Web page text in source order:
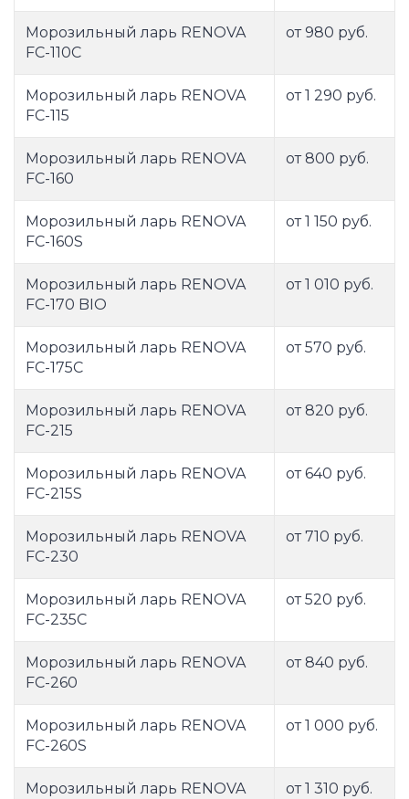
Морозильный ларь RENOVA
FC-110C
от 980 руб.
Морозильный ларь RENOVA
FC-115
от 1 290 руб.
Морозильный ларь RENOVA
FC-160
от 800 руб.
Морозильный ларь RENOVA
FC-160S
от 1 150 руб.
Морозильный ларь RENOVA
FC-170 BIO
от 1 010 руб.
Морозильный ларь RENOVA
FC-175C
от 570 руб.
Морозильный ларь RENOVA
FC-215
от 820 руб.
Морозильный ларь RENOVA
FC-215S
от 640 руб.
Морозильный ларь RENOVA
FC-230
от 710 руб.
Морозильный ларь RENOVA
FC-235C
от 520 руб.
Морозильный ларь RENOVA
FC-260
от 840 руб.
Морозильный ларь RENOVA
FC-260S
от 1 000 руб.
Морозильный ларь RENOVA
от 1 310 руб.